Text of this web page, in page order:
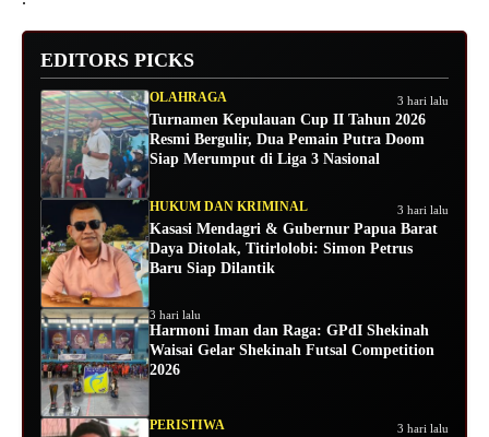
EDITORS PICKS
OLAHRAGA 3 hari lalu
Turnamen Kepulauan Cup II Tahun 2026
Resmi Bergulir, Dua Pemain Putra Doom
Siap Merumput di Liga 3 Nasional
HUKUM DAN KRIMINAL 3 hari lalu
Kasasi Mendagri & Gubernur Papua Barat
Daya Ditolak, Titirlolobi: Simon Petrus
Baru Siap Dilantik
3 hari lalu
Harmoni Iman dan Raga: GPdI Shekinah
Waisai Gelar Shekinah Futsal Competition
2026
PERISTIWA 3 hari lalu